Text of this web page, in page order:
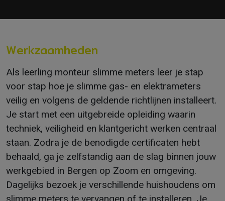
Werkzaamheden
Als leerling monteur slimme meters leer je stap
voor stap hoe je slimme gas- en elektrameters
veilig en volgens de geldende richtlijnen installeert.
Je start met een uitgebreide opleiding waarin
techniek, veiligheid en klantgericht werken centraal
staan. Zodra je de benodigde certificaten hebt
behaald, ga je zelfstandig aan de slag binnen jouw
werkgebied in Bergen op Zoom en omgeving.
Dagelijks bezoek je verschillende huishoudens om